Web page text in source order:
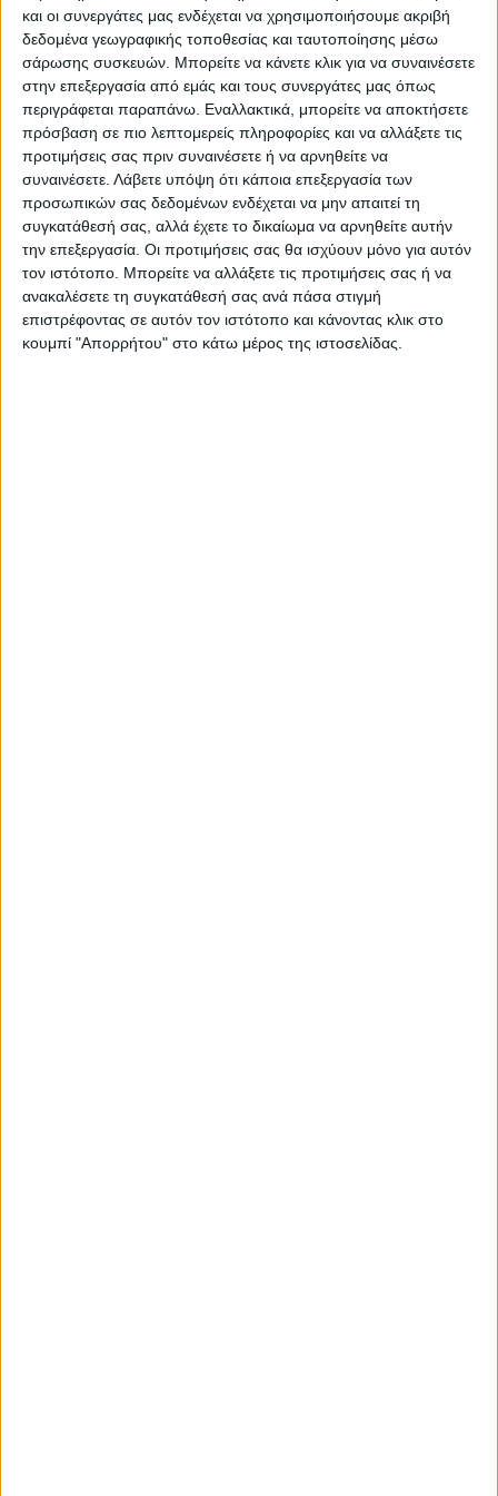
και οι συνεργάτες μας ενδέχεται να χρησιμοποιήσουμε ακριβή
δεδομένα γεωγραφικής τοποθεσίας και ταυτοποίησης μέσω
σάρωσης συσκευών. Μπορείτε να κάνετε κλικ για να συναινέσετε
στην επεξεργασία από εμάς και τους συνεργάτες μας όπως
περιγράφεται παραπάνω. Εναλλακτικά, μπορείτε να αποκτήσετε
πρόσβαση σε πιο λεπτομερείς πληροφορίες και να αλλάξετε τις
προτιμήσεις σας πριν συναινέσετε ή να αρνηθείτε να
συναινέσετε. Λάβετε υπόψη ότι κάποια επεξεργασία των
προσωπικών σας δεδομένων ενδέχεται να μην απαιτεί τη
συγκατάθεσή σας, αλλά έχετε το δικαίωμα να αρνηθείτε αυτήν
την επεξεργασία. Οι προτιμήσεις σας θα ισχύουν μόνο για αυτόν
τον ιστότοπο. Μπορείτε να αλλάξετε τις προτιμήσεις σας ή να
ανακαλέσετε τη συγκατάθεσή σας ανά πάσα στιγμή
επιστρέφοντας σε αυτόν τον ιστότοπο και κάνοντας κλικ στο
κουμπί "Απορρήτου" στο κάτω μέρος της ιστοσελίδας.
ζωντανή», είχε πει λίγες εβδομάδες μετά τη
γέννηση του πρώτου της παιδιού.
Όλα αυτά τα χρόνια, στο πλευρό της Μαρίας
στάθηκε ο πατέρας της. Άλλωστε η ίδια
κατάφερε να επιβιώσει, όμως δεν απέφυγε
τα προβλήματα υγείας, αφού έμεινε χωρίς
οξυγόνο, νερό και φαγητό για 26 ώρες.
«Έμεινε 26 ώρες στα συντρίμμια, είχε μια
βαθιά ουλή στον αυχένα που της άφησε
προβλήματα, δεν αναπτύχθηκε ποτέ